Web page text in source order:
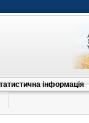
інформація